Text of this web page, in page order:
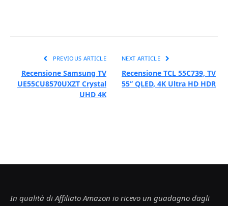
PREVIOUS ARTICLE
Recensione Samsung TV
UE55CU8570UXZT Crystal
UHD 4K
NEXT ARTICLE
Recensione TCL 55C739, TV
55” QLED, 4K Ultra HD HDR
In qualità di Affiliato Amazon io ricevo un guadagno dagli